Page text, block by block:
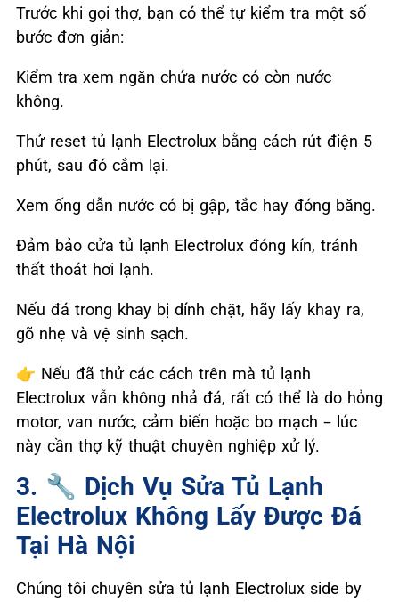
Trước khi gọi thợ, bạn có thể tự kiểm tra một số
bước đơn giản:
Kiểm tra xem ngăn chứa nước có còn nước
không.
Thử reset tủ lạnh Electrolux bằng cách rút điện 5
phút, sau đó cắm lại.
Xem ống dẫn nước có bị gập, tắc hay đóng băng.
Đảm bảo cửa tủ lạnh Electrolux đóng kín, tránh
thất thoát hơi lạnh.
Nếu đá trong khay bị dính chặt, hãy lấy khay ra,
gõ nhẹ và vệ sinh sạch.
👉 Nếu đã thử các cách trên mà tủ lạnh
Electrolux vẫn không nhả đá, rất có thể là do hỏng
motor, van nước, cảm biến hoặc bo mạch – lúc
này cần thợ kỹ thuật chuyên nghiệp xử lý.
3. ‍🔧 Dịch Vụ Sửa Tủ Lạnh
Electrolux Không Lấy Được Đá
Tại Hà Nội
Chúng tôi chuyên sửa tủ lạnh Electrolux side by